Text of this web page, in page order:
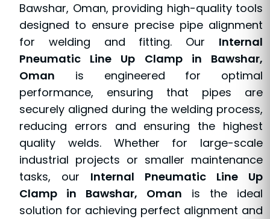
Bawshar, Oman, providing high-quality tools
designed to ensure precise pipe alignment
for welding and fitting. Our Internal
Pneumatic Line Up Clamp in Bawshar,
Oman is engineered for optimal
performance, ensuring that pipes are
securely aligned during the welding process,
reducing errors and ensuring the highest
quality welds. Whether for large-scale
industrial projects or smaller maintenance
tasks, our Internal Pneumatic Line Up
Clamp in Bawshar, Oman is the ideal
solution for achieving perfect alignment and